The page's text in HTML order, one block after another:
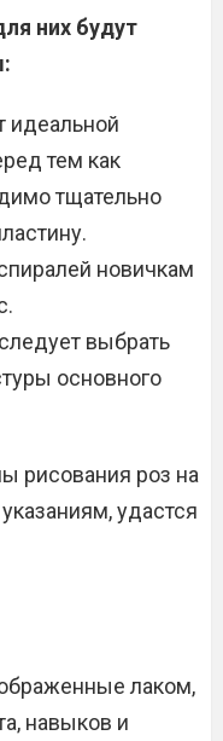
них будут
идеальной
тем как
тщательно
новичкам
выбрать
основного
рисования роз на
удастся
лаком,
навыков и